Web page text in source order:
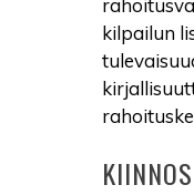
kilpailun